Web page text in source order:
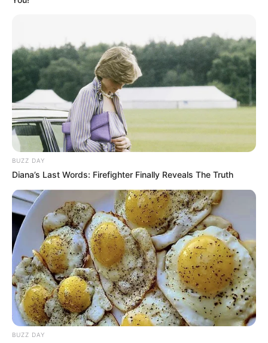
Quotes
Bicaralah padaku lewat lagu dan puisi
Sibuk membuat kenangan
Perlakukan dirimu dengan baik sehingga orang lain
akan melakukan hal yang sama
BUZZ DAY
Diana’s Last Words: Firefighter Finally Reveals The Truth
BUZZ DAY